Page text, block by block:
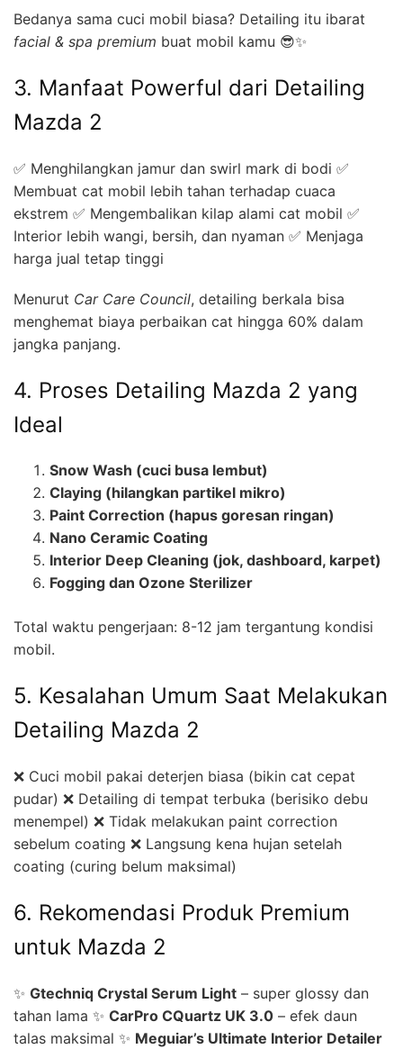
Bedanya sama cuci mobil biasa? Detailing itu ibarat
facial & spa premium buat mobil kamu 😎✨
3. Manfaat Powerful dari Detailing
Mazda 2
✅ Menghilangkan jamur dan swirl mark di bodi ✅
Membuat cat mobil lebih tahan terhadap cuaca
ekstrem ✅ Mengembalikan kilap alami cat mobil ✅
Interior lebih wangi, bersih, dan nyaman ✅ Menjaga
harga jual tetap tinggi
Menurut Car Care Council, detailing berkala bisa
menghemat biaya perbaikan cat hingga 60% dalam
jangka panjang.
4. Proses Detailing Mazda 2 yang
Ideal
Snow Wash (cuci busa lembut)
Claying (hilangkan partikel mikro)
Paint Correction (hapus goresan ringan)
Nano Ceramic Coating
Interior Deep Cleaning (jok, dashboard, karpet)
Fogging dan Ozone Sterilizer
Total waktu pengerjaan: 8-12 jam tergantung kondisi
mobil.
5. Kesalahan Umum Saat Melakukan
Detailing Mazda 2
❌ Cuci mobil pakai deterjen biasa (bikin cat cepat
pudar) ❌ Detailing di tempat terbuka (berisiko debu
menempel) ❌ Tidak melakukan paint correction
sebelum coating ❌ Langsung kena hujan setelah
coating (curing belum maksimal)
6. Rekomendasi Produk Premium
untuk Mazda 2
✨ Gtechniq Crystal Serum Light – super glossy dan
tahan lama ✨ CarPro CQuartz UK 3.0 – efek daun
talas maksimal ✨ Meguiar’s Ultimate Interior Detailer